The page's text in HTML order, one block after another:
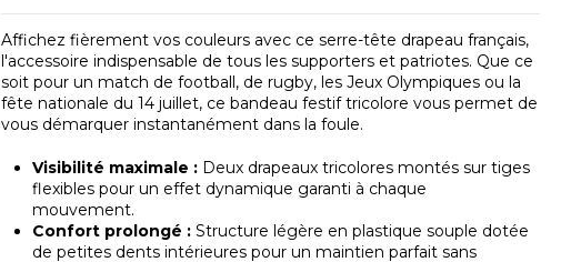
Affichez fièrement vos couleurs avec ce serre-tête drapeau français,
l'accessoire indispensable de tous les supporters et patriotes. Que ce
soit pour un match de football, de rugby, les Jeux Olympiques ou la
fête nationale du 14 juillet, ce bandeau festif tricolore vous permet de
vous démarquer instantanément dans la foule.
Visibilité maximale : Deux drapeaux tricolores montés sur tiges
flexibles pour un effet dynamique garanti à chaque
mouvement.
Confort prolongé : Structure légère en plastique souple dotée
de petites dents intérieures pour un maintien parfait sans